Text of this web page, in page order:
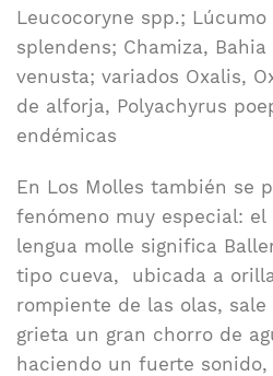
Leucocoryne spp.;
splendens; Chamiza,
venusta; variados Oxalis,
de alforja, Polyachyrus
endémicas
En Los Molles también se
fenómeno muy especial: el
lengua molle significa
tipo cueva, ubicada a
rompiente de las olas, sale
grieta un gran chorro de
haciendo un fuerte